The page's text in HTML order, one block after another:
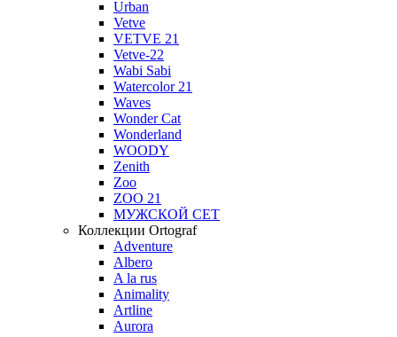
Urban
Vetve
VETVE 21
Vetve-22
Wabi Sabi
Watercolor 21
Waves
Wonder Cat
Wonderland
WOODY
Zenith
Zoo
ZOO 21
МУЖСКОЙ СЕТ
Коллекции Ortograf
Adventure
Albero
A la rus
Animality
Artline
Aurora